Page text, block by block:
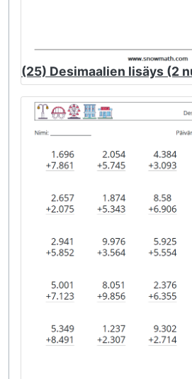
(25) Desimaalien lisäys (2